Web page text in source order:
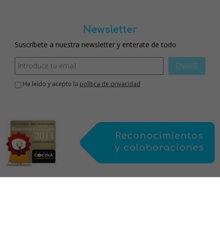
Newsletter
Suscríbete a nuestra newsletter y enterate de todo
ENVIAR
He leído y acepto la política de privacidad